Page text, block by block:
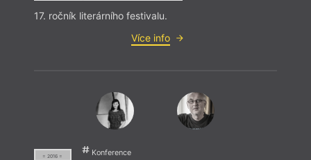
17. ročník literárního festivalu.
Více info
= 2016 = Konference